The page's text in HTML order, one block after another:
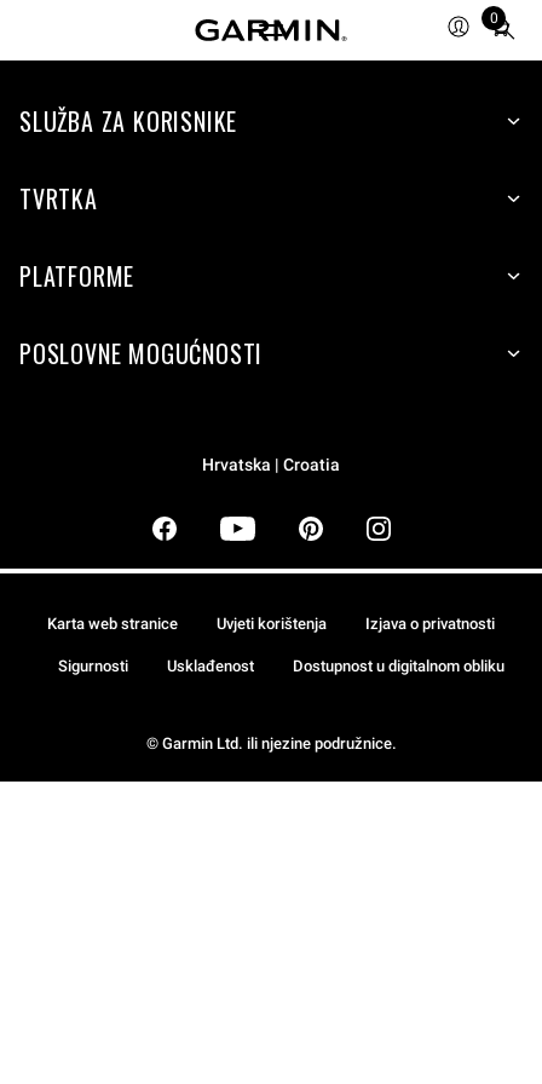
0
Total
items
cart:
SLUŽBA ZA KORISNIKE
TVRTKA
PLATFORME
POSLOVNE MOGUĆNOSTI
Hrvatska | Croatia
© Garmin Ltd. ili njezine podružnice.
Karta web stranice Uvjeti korištenja Izjava o privatnosti
Sigurnosti Usklađenost Dostupnost u digitalnom obliku